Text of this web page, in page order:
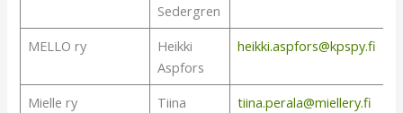
Sedergren
MELLO ry
Heikki
Aspfors
heikki.aspfors@kpspy.fi
Mielle ry
Tiina
tiina.perala@miellery.fi